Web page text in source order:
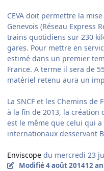
CEVA doit permettre la mise
Genevois (Réseau Express
trains quotidiens sur 230
gares. Pour mettre en
estimé dans un pre­mier
France. A terme il sera de
maté­riel retenu aura un
La SNCF et les Chemins de
à la fin de 2013, la créa­tion
est le même que celui qui
internationaux desservant
Enviscope du mercredi 23
Modifié4 août 201412